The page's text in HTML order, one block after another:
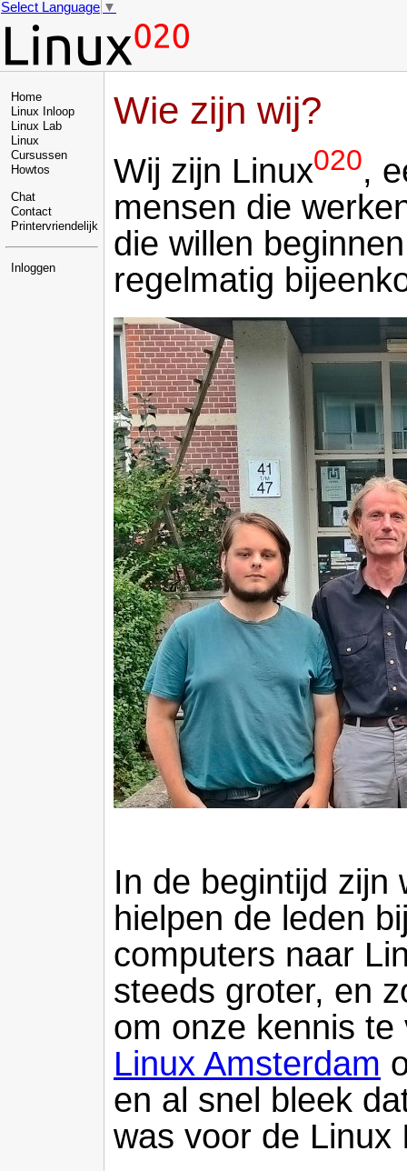
Select Language ▼
Home
Linux Inloop
Linux Lab
Linux
Cursussen
Howtos
Chat
Contact
Printervriendelijk
Inloggen
Wie zijn wij?
Wij zijn Linux020,
mensen die
die willen
regelmatig
In de begintijd
hielpen de leden
computers naar
steeds groter, en
om onze kennis
Linux Amsterdam
en al snel bleek
was voor de Linux